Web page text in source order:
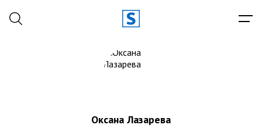
Оксана Лазарева